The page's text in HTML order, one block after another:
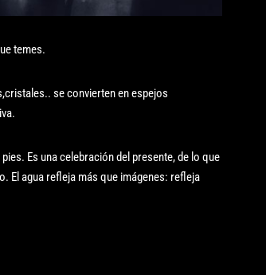
temes.
se convierten en espejos
Es una celebración del presente, de lo que
El agua refleja más que imágenes: refleja